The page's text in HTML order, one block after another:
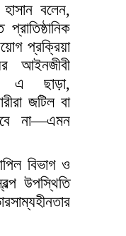
বলেন,
প্রক্রিয়া
আইনজীবী
এ ছাড়া,
জটিল বা
না—এমন
বিভাগ ও
উপস্থিতি